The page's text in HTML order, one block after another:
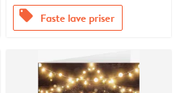
offers Faste lave priser